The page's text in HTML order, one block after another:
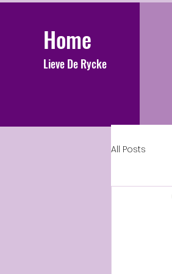
Home
Lieve De Rycke
All Posts